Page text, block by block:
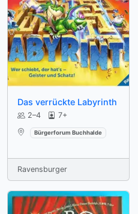
Das verrückte Labyrinth
2–4
7+
Verfügbar an:
Bürgerforum Buchhalde
Ravensburger